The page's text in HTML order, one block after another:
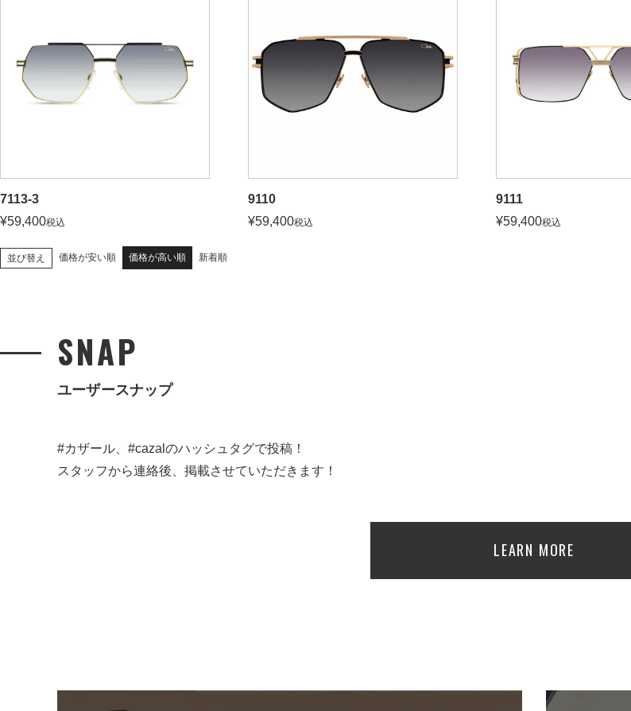
7113-3
¥59,400税込
9110
¥59,400税込
9111
¥59,400税込
並び替え 価格が安い順 価格が高い順 新着順
SNAP
ユーザースナップ
#カザール、#cazalのハッシュタグで投稿！
スタッフから連絡後、掲載させていただきます！
LEARN MORE